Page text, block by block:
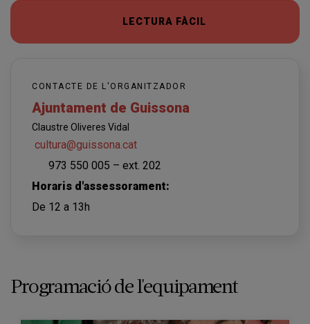
LECTURA FÀCIL
CONTACTE DE L'ORGANITZADOR
Ajuntament de Guissona
Claustre Oliveres Vidal
cultura@guissona.cat
973 550 005 – ext. 202
Horaris d'assessorament:
De 12 a 13h
Programació de l'equipament